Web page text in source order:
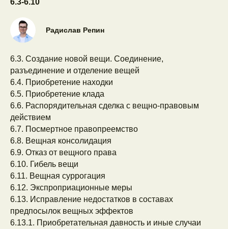
6.3-6.10
Радислав Репин
6.3. Создание новой вещи. Соединение,
разъединение и отделение вещей
6.4. Приобретение находки
6.5. Приобретение клада
6.6. Распорядительная сделка с вещно-правовым
действием
6.7. Посмертное правопреемство
6.8. Вещная консолидация
6.9. Отказ от вещного права
6.10. Гибель вещи
6.11. Вещная суррогация
6.12. Экспроприационные меры
6.13. Исправление недостатков в составах
предпосылок вещных эффектов
6.13.1. Приобретательная давность и иные случаи
Илья Игоревич
Кулаков
Андрей Игоревич
Латыев
Александр Николаевич
Краснова
Громов
Сергей Александрович